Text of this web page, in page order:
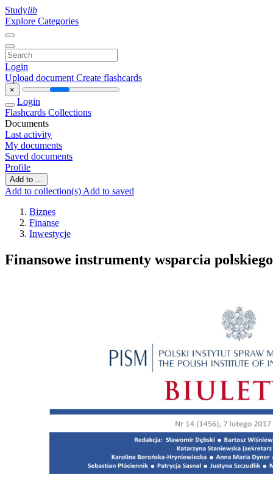
Studylib
Explore Categories
Login
Upload document Create flashcards
×
Login
Flashcards Collections
Documents
Last activity
My documents
Saved documents
Profile
Add to ...
Add to collection(s) Add to saved
Biznes
Finanse
Inwestycje
Finansowe instrumenty wsparcia